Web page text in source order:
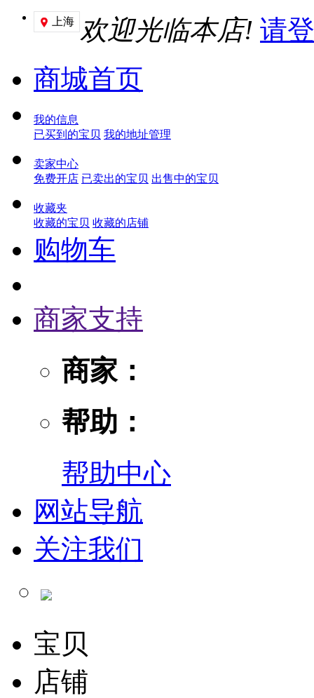
 上海 欢迎光临本店! 请
商城首页
我的信息
已买到的宝贝 我的地址管理
卖家中心
免费开店 已卖出的宝贝 出售中的宝贝
收藏夹
收藏的宝贝 收藏的店铺
购物车
商家支持
商家：
帮助：
帮助中心
网站导航
关注我们
宝贝
店铺